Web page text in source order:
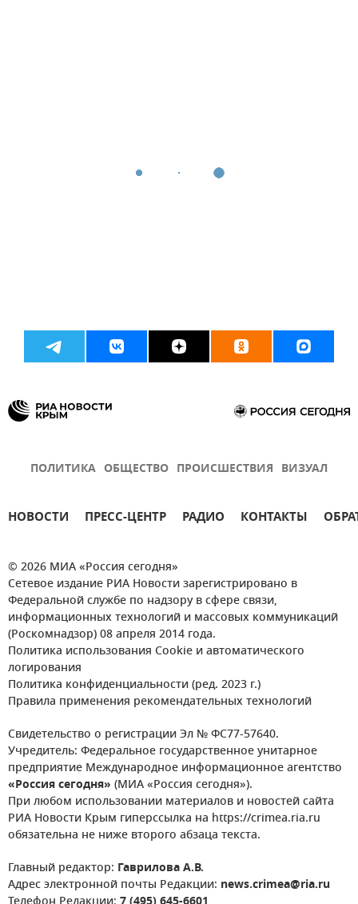
ПОЛИТИКА ОБЩЕСТВО ПРОИСШЕСТВИЯ ВИЗУАЛ
НОВОСТИ ПРЕСС-ЦЕНТР РАДИО КОНТАКТЫ
© 2026 МИА «Россия сегодня»
Сетевое издание РИА Новости зарегистрировано в
Федеральной службе по надзору в сфере связи,
информационных технологий и массовых коммуникаций
(Роскомнадзор) 08 апреля 2014 года.
Политика использования Cookie и автоматического
логирования
Политика конфиденциальности (ред. 2023 г.)
Правила применения рекомендательных технологий
Свидетельство о регистрации Эл № ФС77-57640.
Учредитель: Федеральное государственное унитарное
предприятие Международное информационное агентство
«Россия сегодня» (МИА «Россия сегодня»).
При любом использовании материалов и новостей сайта
РИА Новости Крым гиперссылка на https://crimea.ria.ru
обязательна не ниже второго абзаца текста.
Главный редактор: Гаврилова А.В.
Адрес электронной почты Редакции: news.crimea@ria.ru